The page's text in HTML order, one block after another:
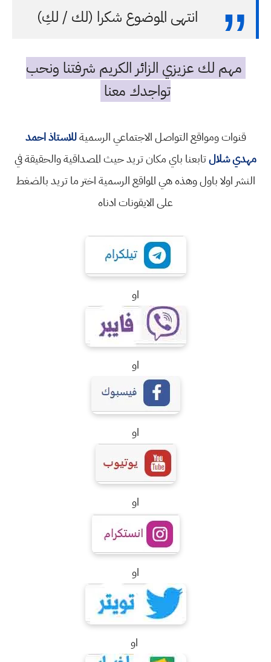
انتهى الموضوع شكرا (لك / لكِ)
مهم لك عزيزي الزائر الكريم شرفتنا ونحب
تواجدك معنا
قنوات ومواقع التواصل الاجتماعي الرسميةللاستاذ احمد
مهدي شلالتابعنا باي مكان تريد حيث المصداقية والحقيقة في
النشر اولا باول وهذه هي المواقع الرسمية اختر ما تريد بالضغط
على الايقونات ادناه
او
او
او
او
او
او